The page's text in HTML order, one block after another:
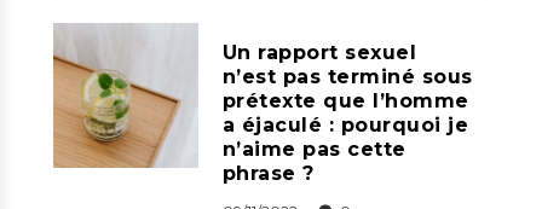
Un rapport sexuel
n’est pas terminé sous
prétexte que l’homme
a éjaculé : pourquoi je
n’aime pas cette
phrase ?